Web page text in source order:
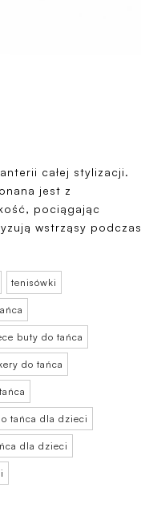
całej stylizacji.
jest z
pociągając
wstrząsy podczas
tenisówki
buty do tańca
do tańca
tańca dla dzieci
dla dzieci